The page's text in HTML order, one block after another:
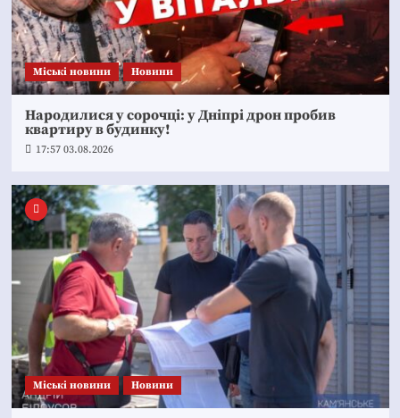
Mіські новини Новини
Народилися у сорочці: у Дніпрі дрон пробив
квартиру в будинку!
17:57 03.08.2026
Mіські новини Новини